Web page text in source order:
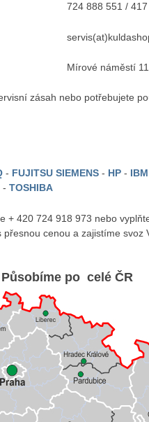
724 888 551 /
Mírové náměstí
zásah nebo potřebujete
- FUJITSU SIEMENS - HP -
- TOSHIBA
+ 420 724 918 973 nebo
cenou a zajistíme svoz
Působíme po celé ČR